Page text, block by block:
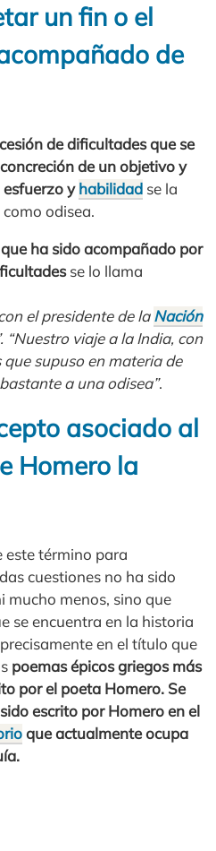
un fin o el
de
de dificultades que se
de un objetivo y
esfuerzo yhabilidad se la
odisea.
ha sido acompañado por
se lo llama
el presidente de laNación
“Nuestro viaje a la India, con
supuso en materia de
a una odisea”.
asociado al
Homero la
este término para
cuestiones no ha sido
mucho menos, sino que
se encuentra en la historia
en el título que
poemas épicos griegos más
por el poeta Homero. Se
escrito por Homero en el
que actualmente ocupa
.